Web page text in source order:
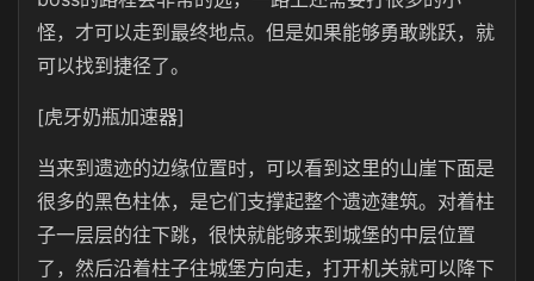
怪，才可以走到最终地点。但是如果能够勇敢跳跃，就
可以找到捷径了。
[虎牙奶瓶加速器]
当来到遗迹的边缘位置时，可以看到这里的山崖下面是
很多的黑色柱体，是它们支撑起整个遗迹建筑。对着柱
子一层层的往下跳，很快就能够来到城堡的中层位置
了，然后沿着柱子往城堡方向走，打开机关就可以降下